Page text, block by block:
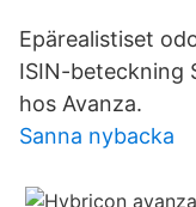
Epärealistiset
ISIN-beteckning
hos Avanza.
Sanna nybacka